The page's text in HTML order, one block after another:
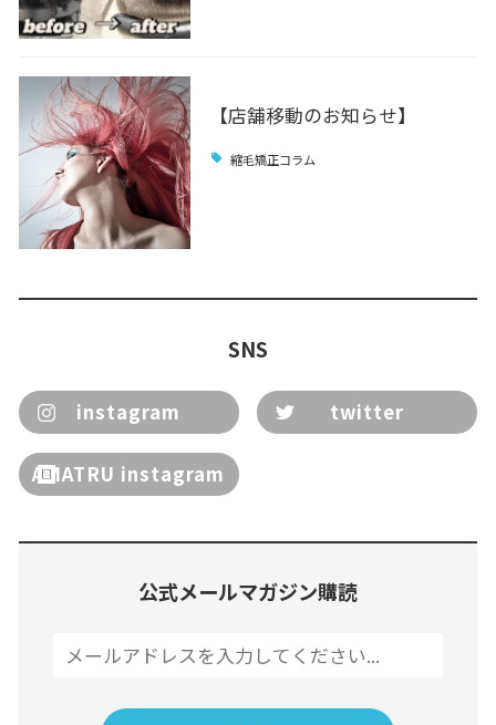
【店舗移動のお知らせ】
縮毛矯正コラム
SNS
instagram twitter
AMATRU instagram
公式メールマガジン購読